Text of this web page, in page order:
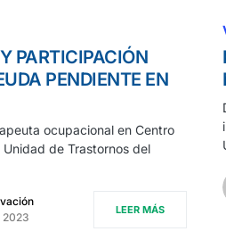
PARTICIPACIÓN
PENDIENTE EN
ocupacional en Centro
de Trastornos del
2023
LEER MÁS